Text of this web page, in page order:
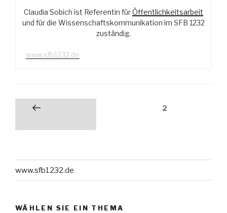
und
Naturwissenschaften“
Claudia Sobich ist Referentin fürÖffentlichkeitsarbeit
und für die Wissenschaftskommunikation im SFB 1232
zuständig.
www.sfb1232.de
Seitennummerierung
Beiträge
Vorherige
2
www.sfb1232.de
WÄHLEN SIE EIN THEMA